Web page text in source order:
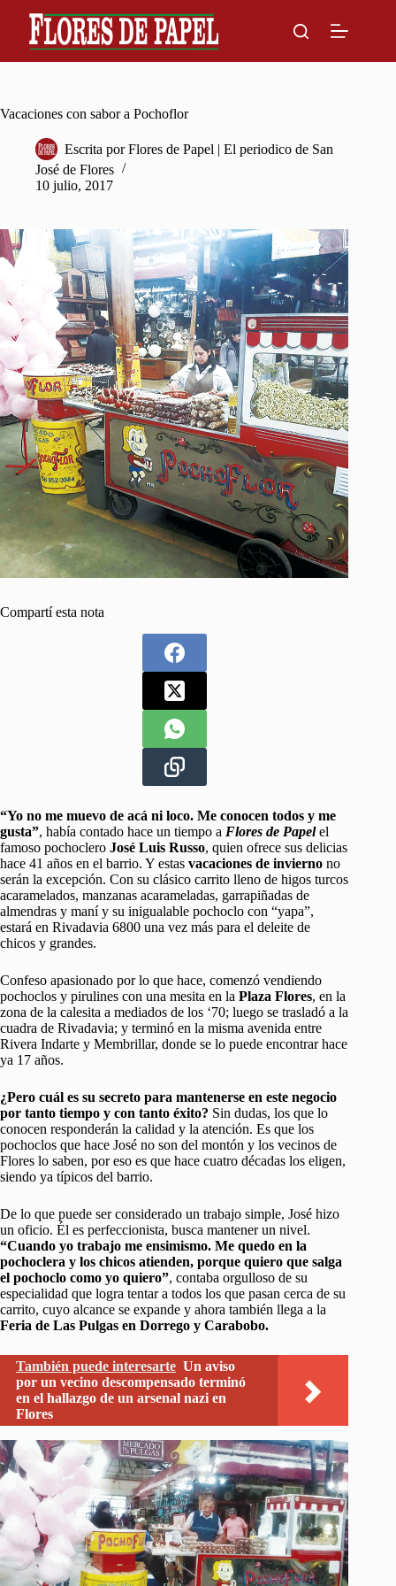
content
Vacaciones con sabor a Pochoflor
Escrita por Flores de Papel | El periodico de San
José de Flores
10 julio, 2017
Compartí esta nota
“Yo no me muevo de acá ni loco. Me conocen todos y me
gusta”, había contado hace un tiempo a Flores de Papelel
famoso pochoclero José Luis Russo, quien ofrece sus delicias
hace 41 años en el barrio. Y estas vacaciones de invierno no
serán la excepción. Con su clásico carrito lleno de higos turcos
acaramelados, manzanas acarameladas, garrapiñadas de
almendras y maní y su inigualable pochoclo con “yapa”,
estará en Rivadavia 6800 una vez más para el deleite de
chicos y grandes.
Confeso apasionado por lo que hace, comenzó vendiendo
pochoclos y pirulines con una mesita en la Plaza Flores, en la
zona de la calesita a mediados de los ‘70; luego se trasladó a la
cuadra de Rivadavia; y terminó en la misma avenida entre
Rivera Indarte y Membrillar, donde se lo puede encontrar hace
ya 17 años.
¿Pero cuál es su secreto para mantenerse en este negocio
por tanto tiempo y con tanto éxito? Sin dudas, los que lo
conocen responderán la calidad y la atención. Es que los
pochoclos que hace José no son del montón y los vecinos de
Flores lo saben, por eso es que hace cuatro décadas los eligen,
siendo ya típicos del barrio.
De lo que puede ser considerado un trabajo simple, José hizo
un oficio. Él es perfeccionista, busca mantener un nivel.
“Cuando yo trabajo me ensimismo. Me quedo en la
pochoclera y los chicos atienden, porque quiero que salga
el pochoclo como yo quiero”, contaba orgulloso de su
especialidad que logra tentar a todos los que pasan cerca de su
carrito, cuyo alcance se expande y ahora también llega a la
Feria de Las Pulgas en Dorrego y Carabobo.
También puede interesarte Un aviso
por un vecino descompensado terminó
en el hallazgo de un arsenal nazi en
Flores